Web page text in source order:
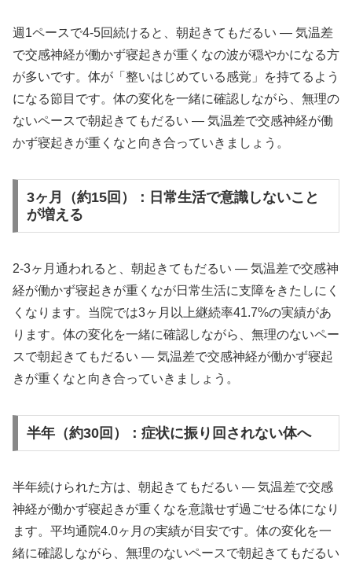
週1ペースで4-5回続けると、朝起きてもだるい ― 気温差
で交感神経が働かず寝起きが重くなの波が穏やかになる方
が多いです。体が「整いはじめている感覚」を持てるよう
になる節目です。体の変化を一緒に確認しながら、無理の
ないペースで朝起きてもだるい ― 気温差で交感神経が働
かず寝起きが重くなと向き合っていきましょう。
3ヶ月（約15回）：日常生活で意識しないこと
が増える
2-3ヶ月通われると、朝起きてもだるい ― 気温差で交感神
経が働かず寝起きが重くなが日常生活に支障をきたしにく
くなります。当院では3ヶ月以上継続率41.7%の実績があ
ります。体の変化を一緒に確認しながら、無理のないペー
スで朝起きてもだるい ― 気温差で交感神経が働かず寝起
きが重くなと向き合っていきましょう。
半年（約30回）：症状に振り回されない体へ
半年続けられた方は、朝起きてもだるい ― 気温差で交感
神経が働かず寝起きが重くなを意識せず過ごせる体になり
ます。平均通院4.0ヶ月の実績が目安です。体の変化を一
緒に確認しながら、無理のないペースで朝起きてもだるい